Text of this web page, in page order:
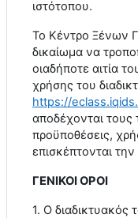
ιστότοπου.
Το Κέντρο Ξένων
δικαίωμα να
οιαδήποτε αιτία
χρήσης του
https://eclass.iqids.
αποδέχονται τους
προϋποθέσεις,
επισκέπτονται την
ΓΕΝΙΚΟΙ ΟΡΟΙ
1. Ο διαδικτυακός